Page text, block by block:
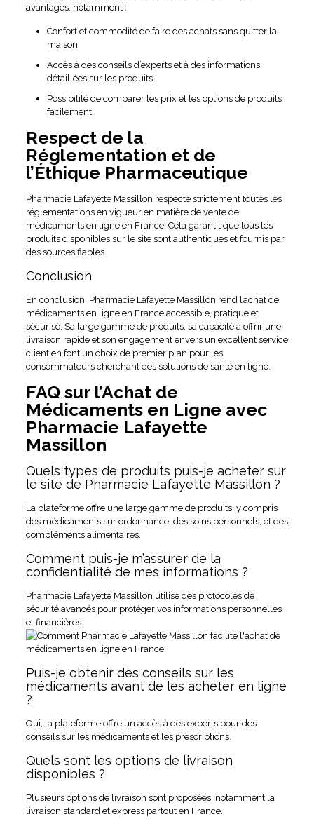
avantages, notamment :
Confort et commodité de faire des achats sans quitter la
maison
Accès à des conseils d’experts et à des informations
détaillées sur les produits
Possibilité de comparer les prix et les options de produits
facilement
Respect de la
Réglementation et de
l’Éthique Pharmaceutique
Pharmacie Lafayette Massillon respecte strictement toutes les
réglementations en vigueur en matière de vente de
médicaments en ligne en France. Cela garantit que tous les
produits disponibles sur le site sont authentiques et fournis par
des sources fiables.
Conclusion
En conclusion, Pharmacie Lafayette Massillon rend l’achat de
médicaments en ligne en France accessible, pratique et
sécurisé. Sa large gamme de produits, sa capacité à offrir une
livraison rapide et son engagement envers un excellent service
client en font un choix de premier plan pour les
consommateurs cherchant des solutions de santé en ligne.
FAQ sur l’Achat de
Médicaments en Ligne avec
Pharmacie Lafayette
Massillon
Quels types de produits puis-je acheter sur
le site de Pharmacie Lafayette Massillon ?
La plateforme offre une large gamme de produits, y compris
des médicaments sur ordonnance, des soins personnels, et des
compléments alimentaires.
Comment puis-je m’assurer de la
confidentialité de mes informations ?
Pharmacie Lafayette Massillon utilise des protocoles de
sécurité avancés pour protéger vos informations personnelles
et financières.
Puis-je obtenir des conseils sur les
médicaments avant de les acheter en ligne
?
Oui, la plateforme offre un accès à des experts pour des
conseils sur les médicaments et les prescriptions.
Quels sont les options de livraison
disponibles ?
Plusieurs options de livraison sont proposées, notamment la
livraison standard et express partout en France.